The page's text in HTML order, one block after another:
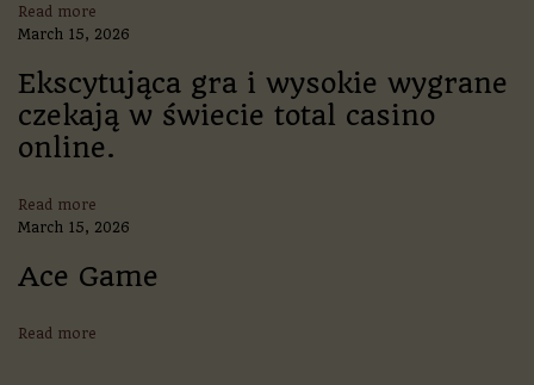
ο
λ
θ
σ
κ
α
Α
ν
λ
Read more
March 15, 2026
Ekscytująca gra i wysokie wygrane
czekają w świecie total casino
online.
Read more
March 15, 2026
Ace Game
Read more